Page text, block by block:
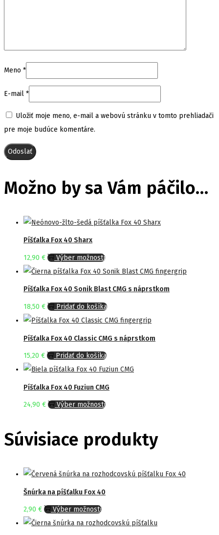
Meno *
E-mail *
Uložiť moje meno, e-mail a webovú stránku v tomto prehliadači
pre moje budúce komentáre.
Možno by sa Vám páčilo…
Píšťalka Fox 40 Sharx
12,90 € Výber možnostíThis
product
has
variants.
The
options
may
be
the
page
Píšťalka Fox 40 Sonik Blast CMG s náprstkom
18,50 € Pridať do košíka
Píšťalka Fox 40 Classic CMG s náprstkom
15,20 € Pridať do košíka
Píšťalka Fox 40 Fuziun CMG
24,90 € Výber možnostíThis
multiple
The
chosen
Súvisiace produkty
Šnúrka na píšťalku Fox 40
2,90 € Výber možnostíThis
product